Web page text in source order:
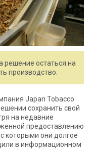
решение остаться на
производство.
Japan Tobacco
сохранить свой
на недавние
предоставлению
которыми они долгое
в информационном